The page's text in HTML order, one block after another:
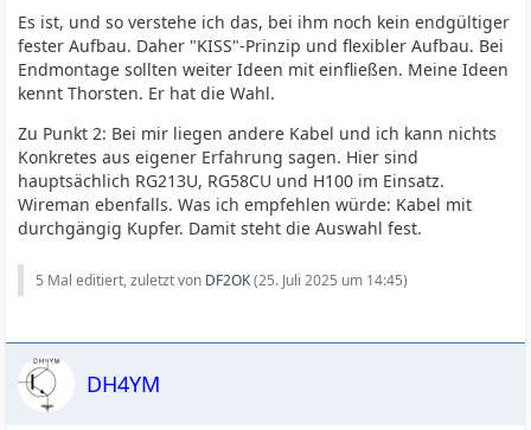
Es ist, und so verstehe ich das, bei ihm noch kein endgültiger
fester Aufbau. Daher "KISS"-Prinzip und flexibler Aufbau. Bei
Endmontage sollten weiter Ideen mit einfließen. Meine Ideen
kennt Thorsten. Er hat die Wahl.
Zu Punkt 2: Bei mir liegen andere Kabel und ich kann nichts
Konkretes aus eigener Erfahrung sagen. Hier sind
hauptsächlich RG213U, RG58CU und H100 im Einsatz.
Wireman ebenfalls. Was ich empfehlen würde: Kabel mit
durchgängig Kupfer. Damit steht die Auswahl fest.
5 Mal editiert, zuletzt von DF2OK(25. Juli 2025 um 14:45)
DH4YM